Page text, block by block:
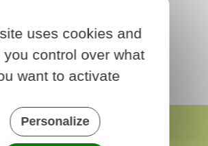
uses cookies and
you control over what
want to activate
Personalize